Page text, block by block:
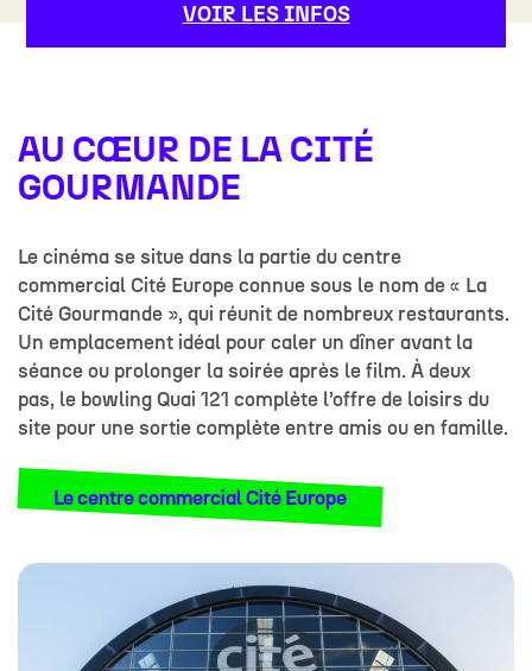
VOIR LES INFOS
AU CŒUR DE LA CITÉ
GOURMANDE
Le cinéma se situe dans la partie du centre
commercial Cité Europe connue sous le nom de « La
Cité Gourmande », qui réunit de nombreux restaurants.
Un emplacement idéal pour caler un dîner avant la
séance ou prolonger la soirée après le film. À deux
pas, le bowling Quai 121 complète l’offre de loisirs du
site pour une sortie complète entre amis ou en famille.
Le centre commercial Cité Europe